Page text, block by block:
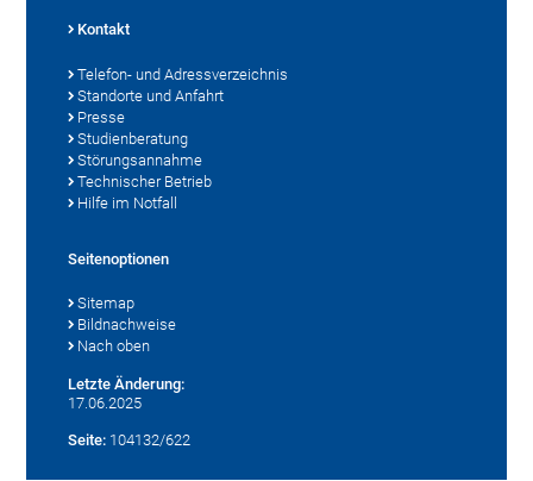
Kontakt
Telefon- und Adressverzeichnis
Standorte und Anfahrt
Presse
Studienberatung
Störungsannahme
Technischer Betrieb
Hilfe im Notfall
Seitenoptionen
Sitemap
Bildnachweise
Nach oben
Letzte Änderung:
17.06.2025
Seite: 104132/622